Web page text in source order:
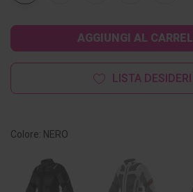
attuale:
LISTA DESIDERI
Colore: NERO